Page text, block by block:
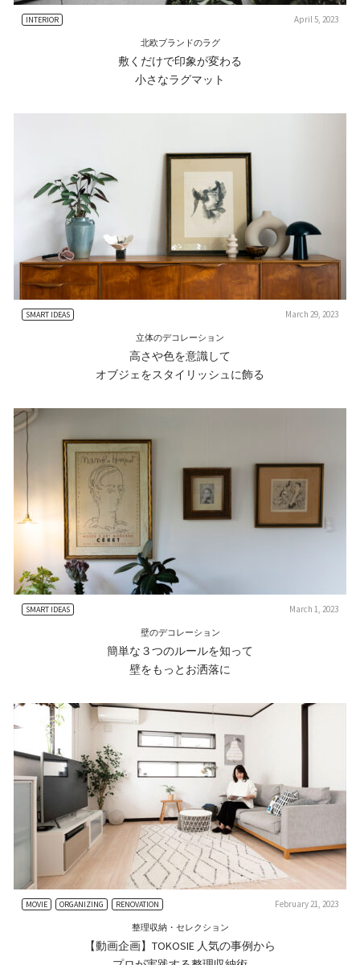
INTERIOR April 5, 2023
北欧ブランドのラグ
敷くだけで印象が変わる
小さなラグマット
SMART IDEAS March 29, 2023
立体のデコレーション
高さや色を意識して
オブジェをスタイリッシュに飾る
SMART IDEAS March 1, 2023
壁のデコレーション
簡単な３つのルールを知って
壁をもっとお洒落に
MOVIE ORGANIZING RENOVATION February 21, 2023
整理収納・セレクション
【動画企画】TOKOSIE 人気の事例から